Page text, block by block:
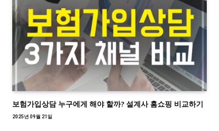
보험가입상담 누구에게 해야 할까? 설계사 홈쇼핑 비교하기
2025년 09월 21일